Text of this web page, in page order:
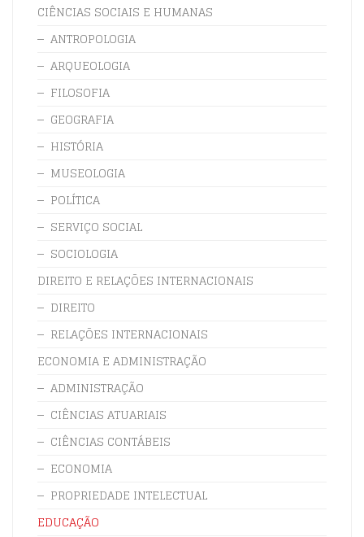
CIÊNCIAS SOCIAIS E HUMANAS
ANTROPOLOGIA
ARQUEOLOGIA
FILOSOFIA
GEOGRAFIA
HISTÓRIA
MUSEOLOGIA
POLÍTICA
SERVIÇO SOCIAL
SOCIOLOGIA
DIREITO E RELAÇÕES INTERNACIONAIS
DIREITO
RELAÇÕES INTERNACIONAIS
ECONOMIA E ADMINISTRAÇÃO
ADMINISTRAÇÃO
CIÊNCIAS ATUARIAIS
CIÊNCIAS CONTÁBEIS
ECONOMIA
PROPRIEDADE INTELECTUAL
EDUCAÇÃO